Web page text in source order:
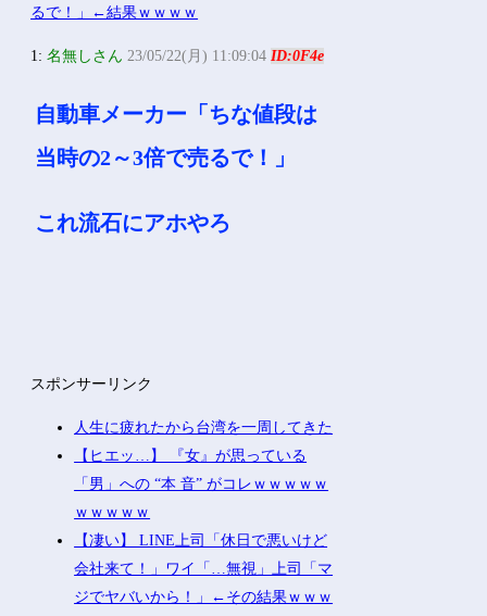
1:名無しさん 23/05/22(月) 11:09:04ID:0F4e
自動車メーカー「ちな値段は
当時の2～3倍で売るで！」
これ流石にアホやろ
スポンサーリンク
人生に疲れたから台湾を一周してきた
【ヒエッ…】 『女』が思っている
「男」への “本 音” がコレｗｗｗｗｗ
ｗｗｗｗｗ
【凄い】 LINE上司「休日で悪いけど
会社来て！」ワイ「…無視」上司「マ
ジでヤバいから！」←その結果ｗｗｗ